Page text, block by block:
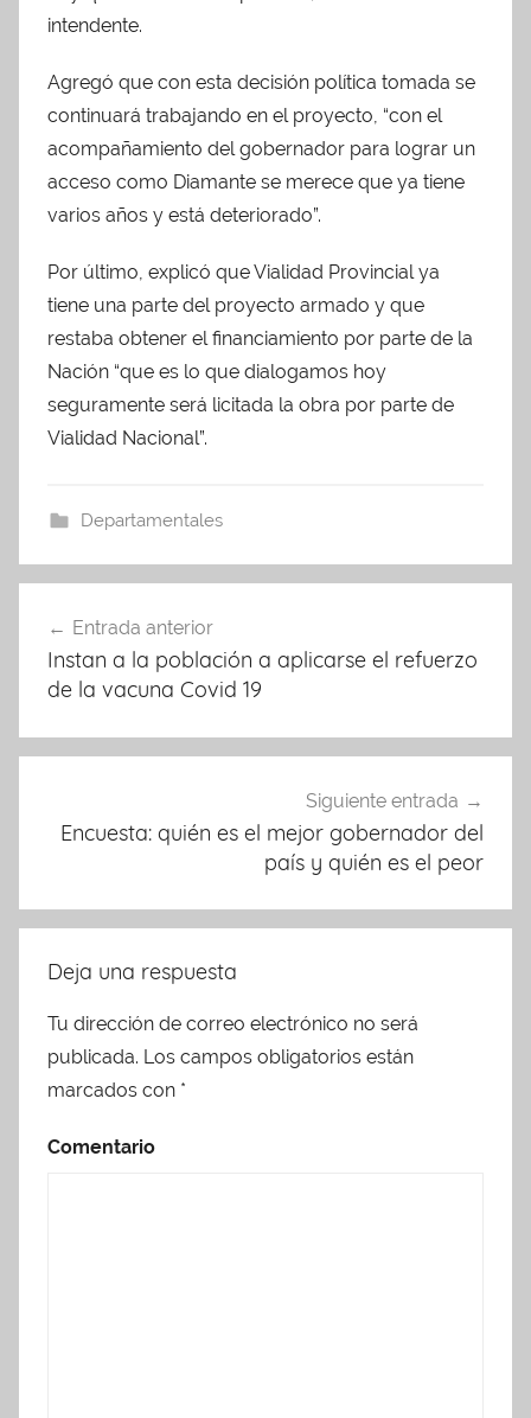
intendente.
Agregó que con esta decisión política tomada se
continuará trabajando en el proyecto, “con el
acompañamiento del gobernador para lograr un
acceso como Diamante se merece que ya tiene
varios años y está deteriorado”.
Por último, explicó que Vialidad Provincial ya
tiene una parte del proyecto armado y que
restaba obtener el financiamiento por parte de la
Nación “que es lo que dialogamos hoy
seguramente será licitada la obra por parte de
Vialidad Nacional”.
Departamentales
de
entradas
Entrada anterior
Instan a la población a aplicarse el refuerzo
de la vacuna Covid 19
Siguiente entrada
Encuesta: quién es el mejor gobernador del
país y quién es el peor
Deja una respuesta
Tu dirección de correo electrónico no será
publicada. Los campos obligatorios están
marcados con *
Comentario